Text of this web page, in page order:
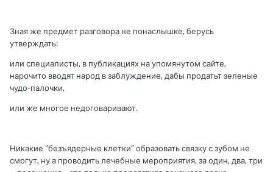
Зная же предмет разговора не понаслышке, берусь
утверждать:
или специалисты, в публикациях на упомянутом сайте,
нарочито вводят народ в заблуждение, дабы продатьт зеленые
чудо-палочки,
или же многое недоговаривают.
Никакие “безъядерные клетки” образовать связку с зубом не
смогут, ну а проводить лечебные мероприятия, за один, два, три